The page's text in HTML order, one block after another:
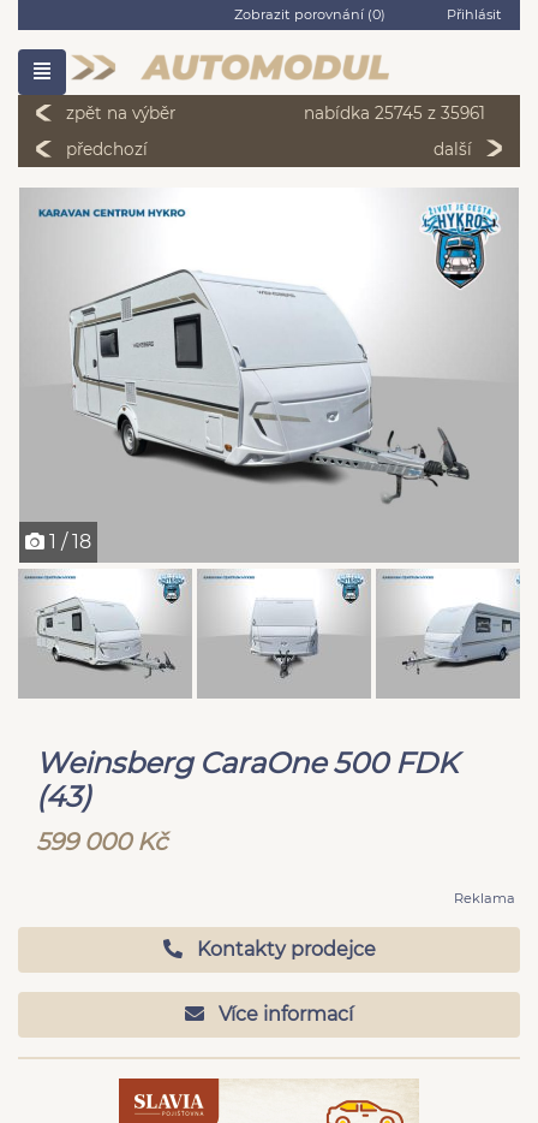
Zobrazit porovnání (0) Přihlásit
zpět na výběr
nabídka 25745 z 35961
předchozí
další
1 / 18
Weinsberg CaraOne 500 FDK
(43)
599 000 Kč
Reklama
Kontakty prodejce
Více informací